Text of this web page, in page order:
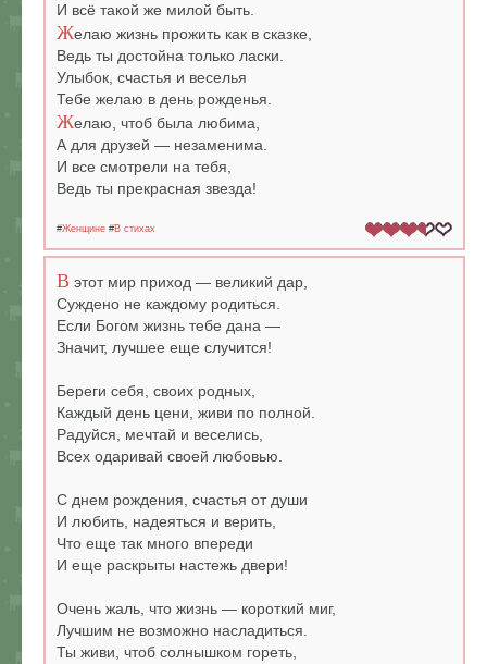
И всё такой же милой быть.
Желаю жизнь прожить как в сказке,
Ведь ты достойна только ласки.
Улыбок, счастья и веселья
Тебе желаю в день рожденья.
Желаю, чтоб была любима,
А для друзей — незаменима.
И все смотрели на тебя,
Ведь ты прекрасная звезда!
#Женщине #В стихах
В этот мир приход — великий дар,
Суждено не каждому родиться.
Если Богом жизнь тебе дана —
Значит, лучшее еще случится!
Береги себя, своих родных,
Каждый день цени, живи по полной.
Радуйся, мечтай и веселись,
Всех одаривай своей любовью.
С днем рождения, счастья от души
И любить, надеяться и верить,
Что еще так много впереди
И еще раскрыты настежь двери!
Очень жаль, что жизнь — короткий миг,
Лучшим не возможно насладиться.
Ты живи, чтоб солнышком гореть,